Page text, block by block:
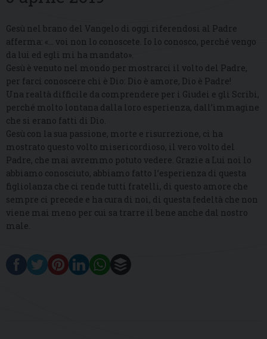
Gesù nel brano del Vangelo di oggi riferendosi al Padre
afferma: «… voi non lo conoscete. Io lo conosco, perché vengo
da lui ed egli mi ha mandato».
Gesù è venuto nel mondo per mostrarci il volto del Padre,
per farci conoscere chi è Dio: Dio è amore, Dio è Padre!
Una realtà difficile da comprendere per i Giudei e gli Scribi,
perché molto lontana dalla loro esperienza, dall’immagine
che si erano fatti di Dio.
Gesù con la sua passione, morte e risurrezione, ci ha
mostrato questo volto misericordioso, il vero volto del
Padre, che mai avremmo potuto vedere. Grazie a Lui noi lo
abbiamo conosciuto, abbiamo fatto l’esperienza di questa
figliolanza che ci rende tutti fratelli, di questo amore che
sempre ci precede e ha cura di noi, di questa fedeltà che non
viene mai meno per cui sa trarre il bene anche dal nostro
male.